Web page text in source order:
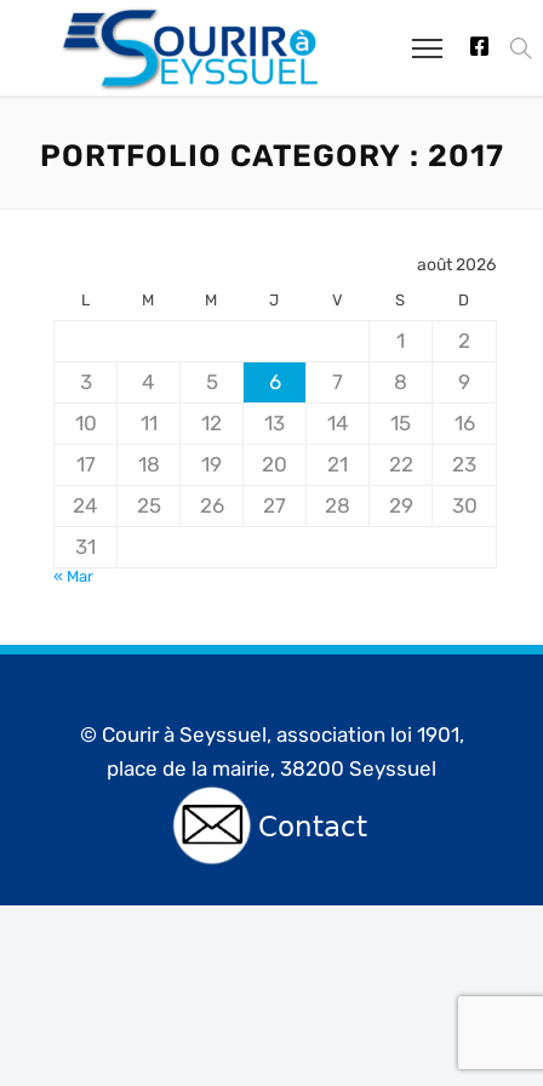
PORTFOLIO CATEGORY : 2017
août 2026
L M M J V S D
1
2
3
4 5 6 7 8
9
10
11 12 13 14 15
16
17
18 19 20 21 22
23
24
25 26 27 28 29
30
31
« Mar
© Courir à Seyssuel, association loi 1901,
place de la mairie, 38200 Seyssuel